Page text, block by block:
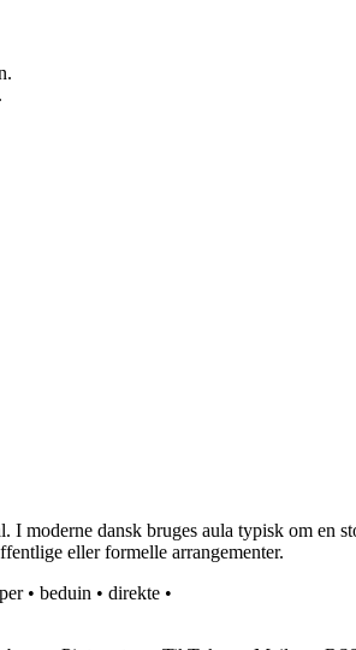
I moderne dansk bruges aula typisk om
eller formelle arrangementer.
• beduin • direkte •